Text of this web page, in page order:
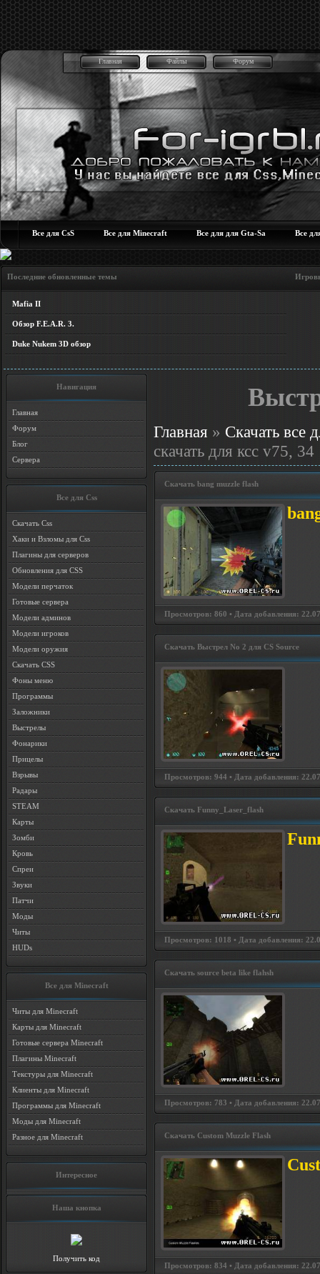
Главная Файлы Форум
Все для CsS Все для Minecraft Все для для Gta-Sa Все
Последние обновленные темы Игровые
Mafia II
Обзор F.E.A.R. 3.
Duke Nukem 3D обзор
Навигация
Главная
Форум
Блог
Сервера
Все для Css
Скачать Css
Хаки и Взломы для Css
Плагины для серверов
Обновления для CSS
Модели перчаток
Готовые сервера
Модели админов
Модели игроков
Модели оружия
Скачать CSS
Фоны меню
Программы
Заложники
Выстрелы
Фонарики
Прицелы
Взрывы
Радары
STEAM
Карты
Зомби
Кровь
Спреи
Звуки
Патчи
Моды
Читы
HUDs
Все для Minecraft
Читы для Minecraft
Карты для Minecraft
Готовые сервера Minecraft
Плагины Minecraft
Текстуры для Minecraft
Клиенты для Minecraft
Программы для Minecraft
Моды для Minecraft
Разное для Minecraft
Интересное
Наша кнопка
Получить код
Главная » Скачать все
скачать для ксс v75, 34
Скачать bang muzzle flash
Просмотров: 860 • Дата добавления:
Скачать Выстрел No 2 для СS Source
Просмотров: 944 • Дата добавления:
Скачать Funny_Laser_flash
Просмотров: 1018 • Дата добавления:
Скачать source beta like flahsh
Просмотров: 783 • Дата добавления:
Скачать Custom Muzzle Flash
Просмотров: 834 • Дата добавления: